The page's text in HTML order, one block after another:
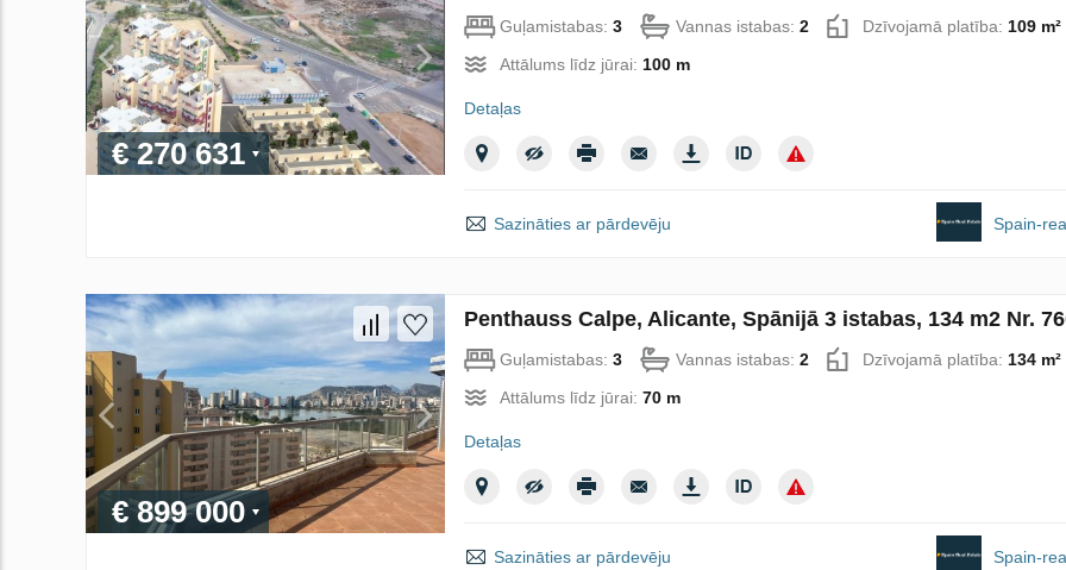
€ 270 631
Guļamistabas: 3 Vannas istabas: 2 Dzīvojamā platība: 109 m²
Attālums līdz jūrai: 100 m
Detaļas
Sazināties ar pārdevēju Spain-
€ 899 000
Penthauss Calpe, Alicante, Spānijā 3 istabas, 134 m2 Nr.
Guļamistabas: 3 Vannas istabas: 2 Dzīvojamā platība: 134 m²
Attālums līdz jūrai: 70 m
Detaļas
Sazināties ar pārdevēju Spain-